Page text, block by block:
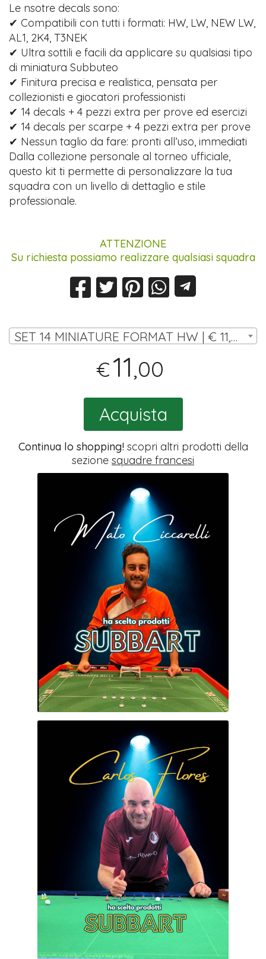
Le nsotre decals sono:
✔ Compatibili con tutti i formati: HW, LW, NEW LW,
AL1, 2K4, T3NEK
✔ Ultra sottili e facili da applicare su qualsiasi tipo
di miniatura Subbuteo
✔ Finitura precisa e realistica, pensata per
collezionisti e giocatori professionisti
✔ 14 decals + 4 pezzi extra per prove ed esercizi
✔ 14 decals per scarpe + 4 pezzi extra per prove
✔ Nessun taglio da fare: pronti all’uso, immediati
Dalla collezione personale al torneo ufficiale,
questo kit ti permette di personalizzare la tua
squadra con un livello di dettaglio e stile
professionale.
ATTENZIONE
Su richiesta possiamo realizzare qualsiasi squadra
SET 14 MINIATURE FORMAT HW | € 11,00
€11,00
Acquista
Continua lo shopping!scopri altri prodotti della
sezione squadre francesi